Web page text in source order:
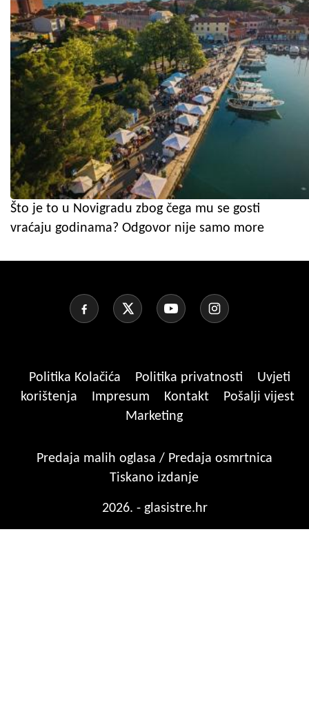
Što je to u Novigradu zbog čega mu se gosti
vraćaju godinama? Odgovor nije samo more
Politika Kolačića Politika privatnosti
Uvjeti
korištenja
Impresum Kontakt
Pošalji vijest
Marketing
Predaja malih oglasa / Predaja osmrtnica
Tiskano izdanje
2026. - glasistre.hr